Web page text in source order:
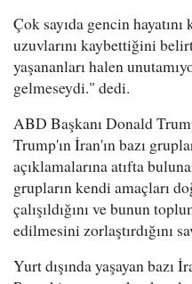
Çok sayıda gencin
uzuvlarını kaybettiğini
yaşananları halen
gelmeseydi." dedi.
ABD Başkanı Donald
Trump'ın İran'ın bazı
açıklamalarına atıfta
grupların kendi amaçları
çalışıldığını ve bunun
edilmesini zorlaştırdığını
Yurt dışında yaşayan bazı